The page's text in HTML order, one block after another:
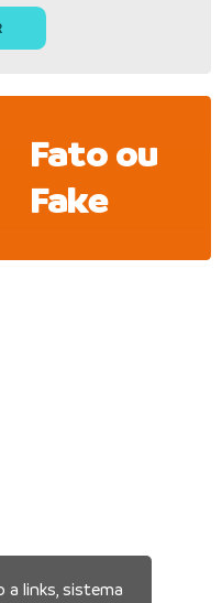
Fato ou
Fake
a links, sistema